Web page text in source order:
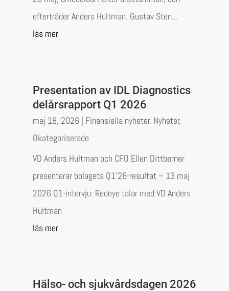
efterträder Anders Hultman. Gustav Sten...
läs mer
Presentation av IDL Diagnostics
delårsrapport Q1 2026
maj 18, 2026| Finansiella nyheter, Nyheter,
Okategoriserade
VD Anders Hultman och CFO Ellen Dittberner
presenterar bolagets Q1’26-resultat – 13 maj
2026 Q1-intervju: Redeye talar med VD Anders
Hultman
läs mer
Hälso- och sjukvårdsdagen 2026